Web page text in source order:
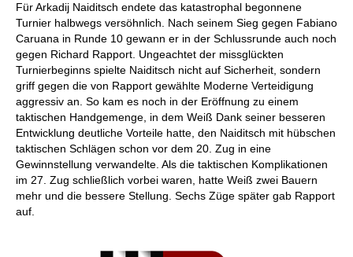
Für Arkadij Naiditsch endete das katastrophal begonnene
Turnier halbwegs versöhnlich. Nach seinem Sieg gegen Fabiano
Caruana in Runde 10 gewann er in der Schlussrunde auch noch
gegen Richard Rapport. Ungeachtet der missglückten
Turnierbeginns spielte Naiditsch nicht auf Sicherheit, sondern
griff gegen die von Rapport gewählte Moderne Verteidigung
aggressiv an. So kam es noch in der Eröffnung zu einem
taktischen Handgemenge, in dem Weiß Dank seiner besseren
Entwicklung deutliche Vorteile hatte, den Naiditsch mit hübschen
taktischen Schlägen schon vor dem 20. Zug in eine
Gewinnstellung verwandelte. Als die taktischen Komplikationen
im 27. Zug schließlich vorbei waren, hatte Weiß zwei Bauern
mehr und die bessere Stellung. Sechs Züge später gab Rapport
auf.